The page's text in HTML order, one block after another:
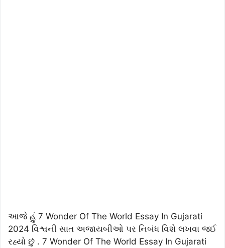
આજે હું 7 Wonder Of The World Essay In Gujarati
2024 વિશ્વની સાત અજાયબીઓ પર નિબંધ વિશે લખવા જઈ
રહ્યો છું . 7 Wonder Of The World Essay In Gujarati